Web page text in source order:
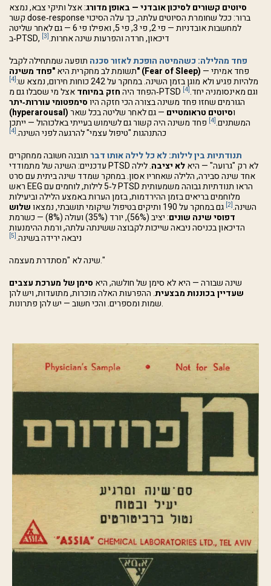
סיוטים קשורים לסיכון אובדני — באופן מדורג: אצל ותיקי צבא, נמצא
קשר dose‑response ברור: ככל שחומרת הסיוטים עלתה, כך עלה הסיכוי
למחשבות אובדניות — פי 2, פי 3, פי 5, ואפילו פי 6 — גם לאחר שליטה
ב‑PTSD, דיכאון, חרדה והפרעות שינה אחרות.[3]
פחד מהלילה: כשהמיטה הופכת לאזור סכנה תופעה שמתחילה לקבל
תשומת לב מחקרית היא"פחד משינה" (Fear of Sleep) — פחד אמיתי
מלהיות פגיע ולא מוגן בזמן השינה. במחקר על 242 כוחות חירום, נמצא ש:
[4]
הפחד היהחזק במיוחד אצל מי שסבלו גם מ‑PTSD וגם מאינסומניה יחד.[4]
הגורמים שחזו פחד משינה בצורה הכי חזקה היוסימפטומי עוררות‑יתר
(hyperarousal)
וסיוטים טראומטיים — גם לאחר שליטה בכל שאר
המשתנים.[4]
פחד משינה היה קשור גם לשימוש בעייתי באלכוהול — ייתכן
כהתנהגות "טיפול עצמי" להרגעה לפני השינה.[4]
תנודתיות בין לילות: לא כל לילה אותו דברתובנה חשובה ממחקרים
עדכניים: השינה של מתמודדי PTSD לא רק "גרועה" — היאלא יציבה. לילה
אחד שינה סבירה, הלילה שאחריו אסון. במחקר שמדד שינה ביתית עם סרט
ראש EEG ל‑5 לילות, לוחמים עם PTSD הראו תנודתיות גבוהה משמעותית
מלוחמים בריאים בזמן ההירדמות, בזמן הערות באמצע הלילה וביעילות
השינה.[2] גם במחקר על 190 ותיקים בטיפול שיקומי תושבתי, נמצאו
שלוש
דפוסי שינה שונים
: יציב (56%), יורד (35%) ועולה (8%) — כשרמת
הדיכאון בכניסה ניבאה שייכות לקבוצה ששינתה עלתה, ורמת ההימנעות
ניבאה ירידה בשינה.[5]
שינה לא "מסתדרת מעצמה."
שינה שבורה — היא לא סימן של חולשה, היא סימן של מערכת עצבים
שעדיין בכוננות מבצעית. ההפרעות האלה מוכרות, מתועדות, ויש להן
שמות ומספרים. והכי חשוב — יש להן פתרונות.